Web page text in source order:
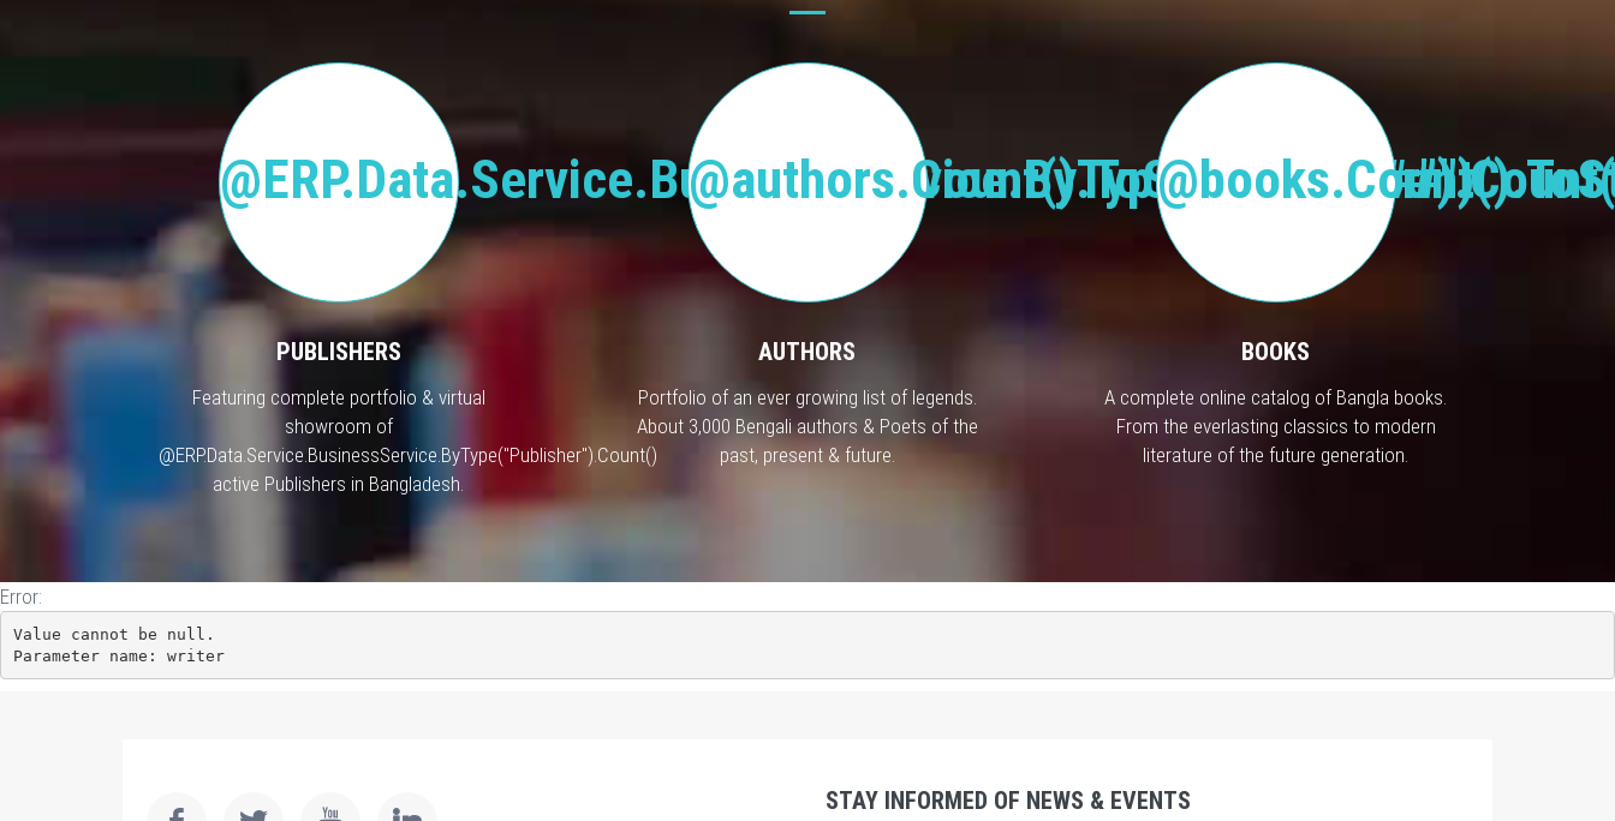
PUBLISHERS
Featuring complete portfolio & virtual
showroom of
@ERP.Data.Service.BusinessService.ByType("Publisher").Count()
active Publishers in Bangladesh.
@authors.Count().ToString("#,###")
AUTHORS
Portfolio of an ever growing list of legends.
About 3,000 Bengali authors & Poets of the
past, present & future.
BOOKS
A complete online catalog of Bangla books.
From the everlasting classics to modern
literature of the future generation.
Error:
Value cannot be null.
Parameter name: writer
STAY INFORMED OF NEWS & EVENTS